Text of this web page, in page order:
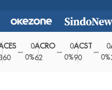
0
0%
ACRO
0ACST
0
0%
ADES
35550